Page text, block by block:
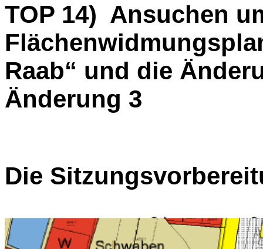
TOP 14) Ansuchen
Raab“ und die
Änderung 3
Die